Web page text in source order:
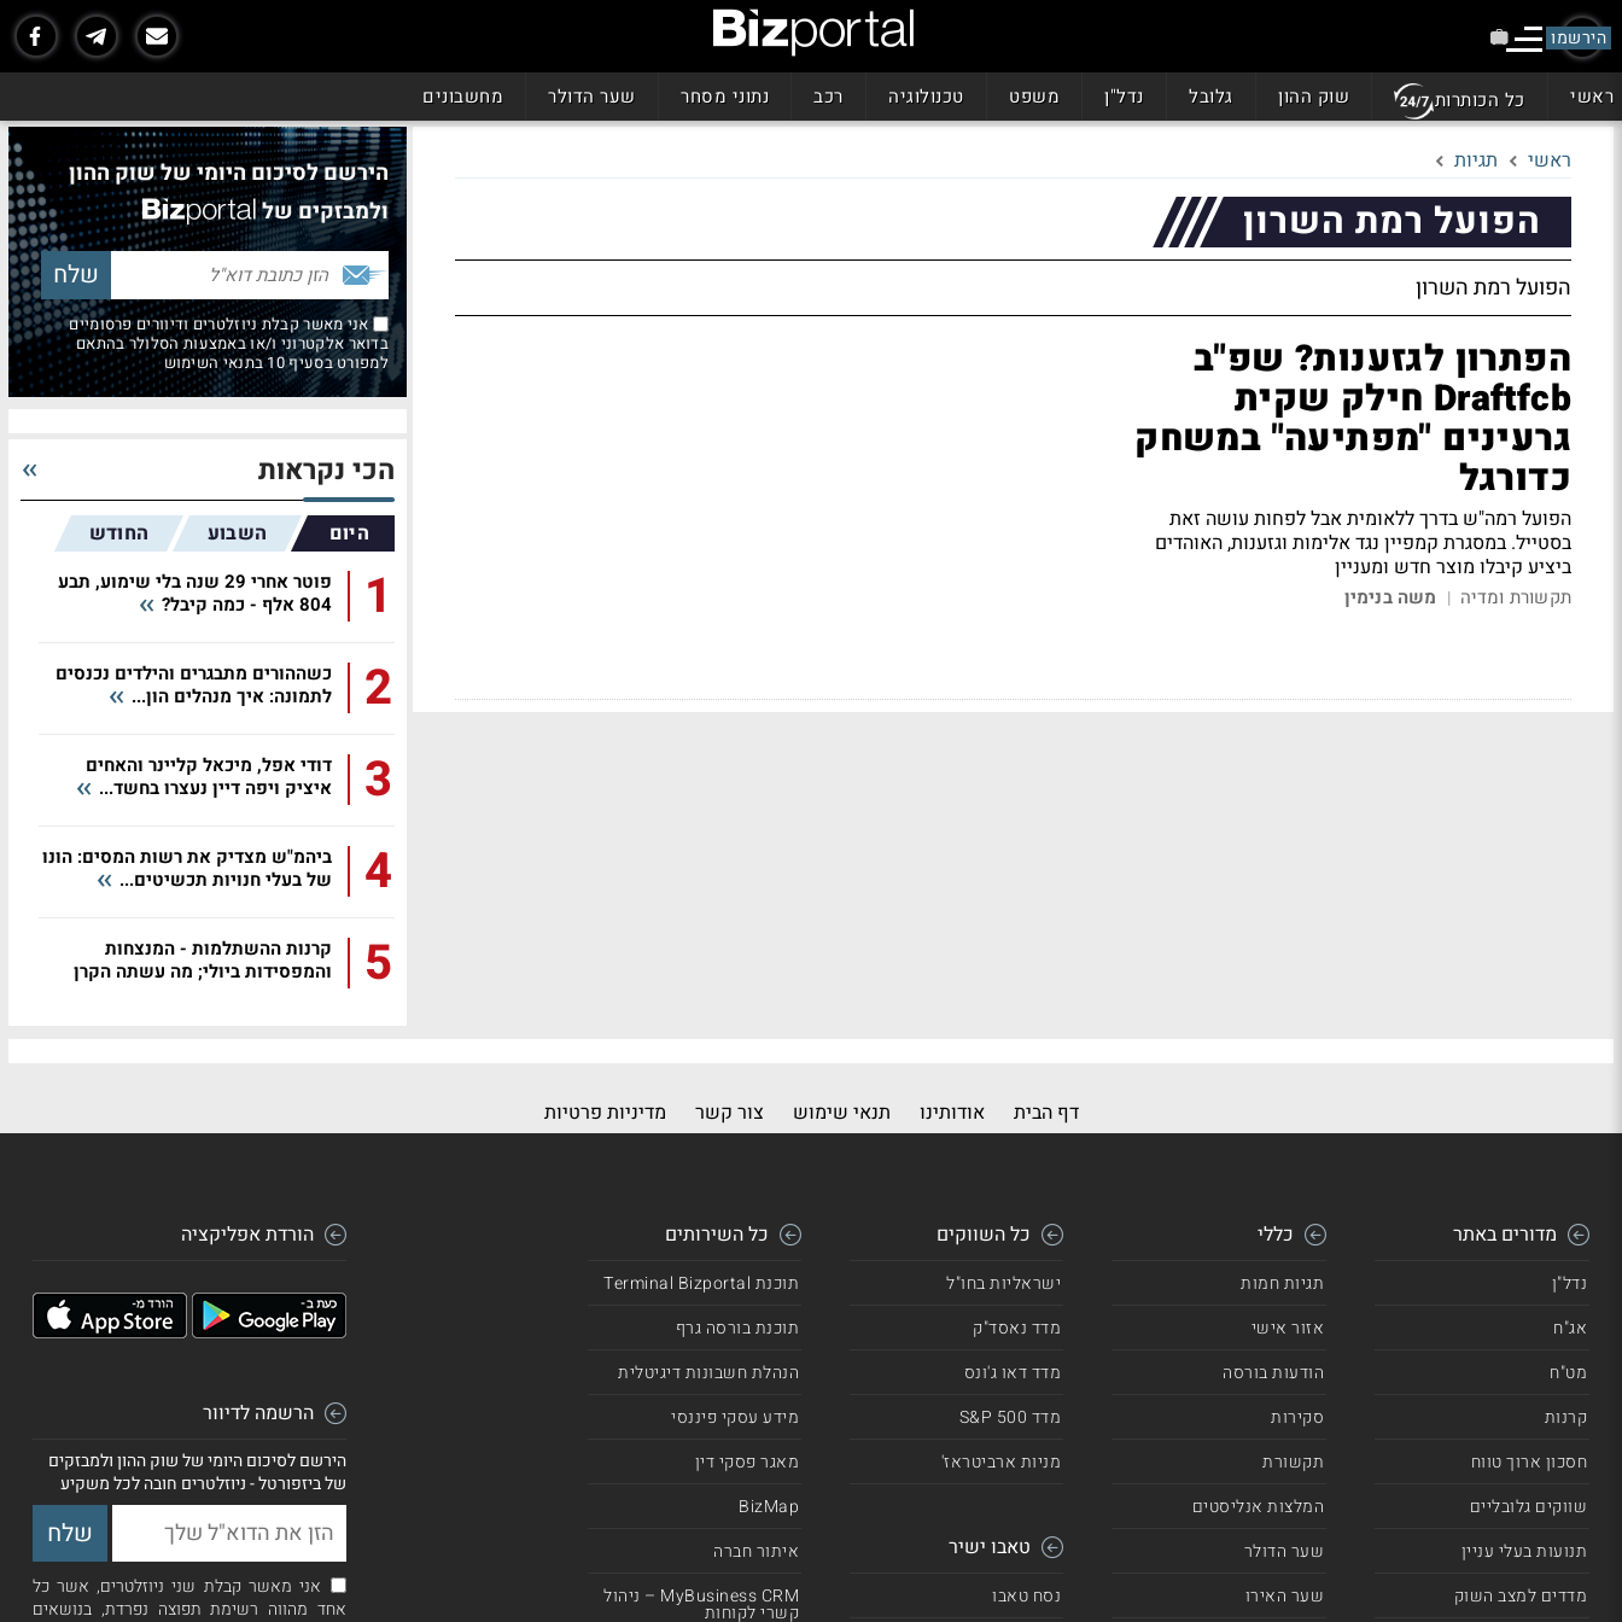
הירשמו
ראשי כל הכותרות שוק ההון גלובל נדל"ן משפט טכנולוגיה רכב נתוני מסחר שער הדולר מחשבונים
ראשי תגיות
הפועל רמת השרון
הפועל רמת השרון
הפתרון לגזענות? שפ"ב
Draftfcb חילק שקית
גרעינים "מפתיעה" במשחק
כדורגל
הפועל רמה"ש בדרך ללאומית אבל לפחות עושה זאת
בסטייל. במסגרת קמפיין נגד אלימות וגזענות, האוהדים
ביציע קיבלו מוצר חדש ומעניין
תקשורת ומדיה | משה בנימין
הירשם לסיכום היומי של שוק ההון
ולמבזקים של
אני מאשר קבלת ניוזלטרים ודיוורים פרסומיים
בדואר אלקטרוני ו/או באמצעות הסלולר בהתאם
למפורט בסעיף 10 בתנאי השימוש
הכי נקראות
היום השבוע החודש
1
פוטר אחרי 29 שנה בלי שימוע, תבע
804 אלף - כמה קיבל?
2
כשההורים מתבגרים והילדים נכנסים
לתמונה: איך מנהלים הון...
3
דודי אפל, מיכאל קליינר והאחים
איציק ויפה דיין נעצרו בחשד...
4
ביהמ"ש מצדיק את רשות המסים: הונו
של בעלי חנויות תכשיטים...
5
קרנות ההשתלמות - המנצחות
והמפסידות ביולי; מה עשתה הקרן
דף הבית אודותינו תנאי שימוש צור קשר מדיניות פרטיות
מדורים באתר
נדל"ן
אג"ח
מט"ח
קרנות
חסכון ארוך טווח
שווקים גלובליים
תנועות בעלי עניין
מדדים למצב השוק
כללי
תגיות חמות
אזור אישי
הודעות בורסה
סקירות
תקשורת
המלצות אנליסטים
שער הדולר
שער האירו
כל השווקים
ישראליות בחו"ל
מדד נאסד"ק
מדד דאו ג'ונס
מדד 500 S&P
מניות ארביטראז'
טאבו ישיר
נסח טאבו
כל השירותים
תוכנת Terminal Bizportal
תוכנת בורסה גרף
הנהלת חשבונות דיגיטלית
מידע עסקי פיננסי
מאגר פסקי דין
BizMap
איתור חברה
MyBusiness CRM – ניהול
קשרי לקוחות
הורדת אפליקציה
הרשמה לדיוור
הירשם לסיכום היומי של שוק ההון ולמבזקים
של ביזפורטל - ניוזלטרים חובה לכל משקיע
אני מאשר קבלת שני ניוזלטרים, אשר כל
אחד מהווה רשימת תפוצה נפרדת, בנושאים